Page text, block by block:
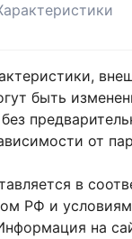
быть
от
в
РФ и
на